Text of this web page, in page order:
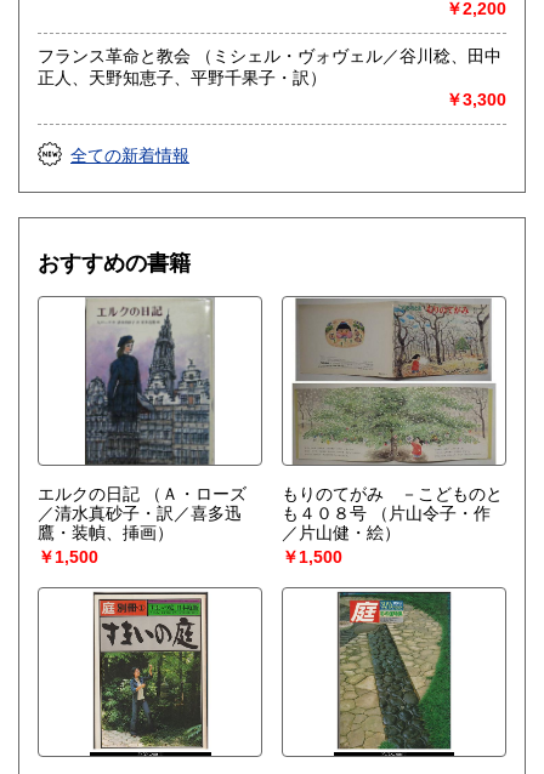
内有一・挿絵提供／京都市立芸術大学日本伝統音楽研究セン
ター・音源提供）
￥2,200
フランス革命と教会 （ミシェル・ヴォヴェル／谷川稔、田中
正人、天野知恵子、平野千果子・訳）
￥3,300
全ての新着情報
おすすめの書籍
エルクの日記
（Ａ・ローズ
／清水真砂子・訳／喜多迅
鷹・装幀、挿画）
￥1,500
もりのてがみ －こどものと
も４０８号
（片山令子・作
／片山健・絵）
￥1,500